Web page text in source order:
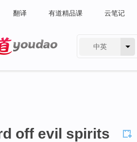
翻译 有道精品课 云笔记
中英
off evil spirits